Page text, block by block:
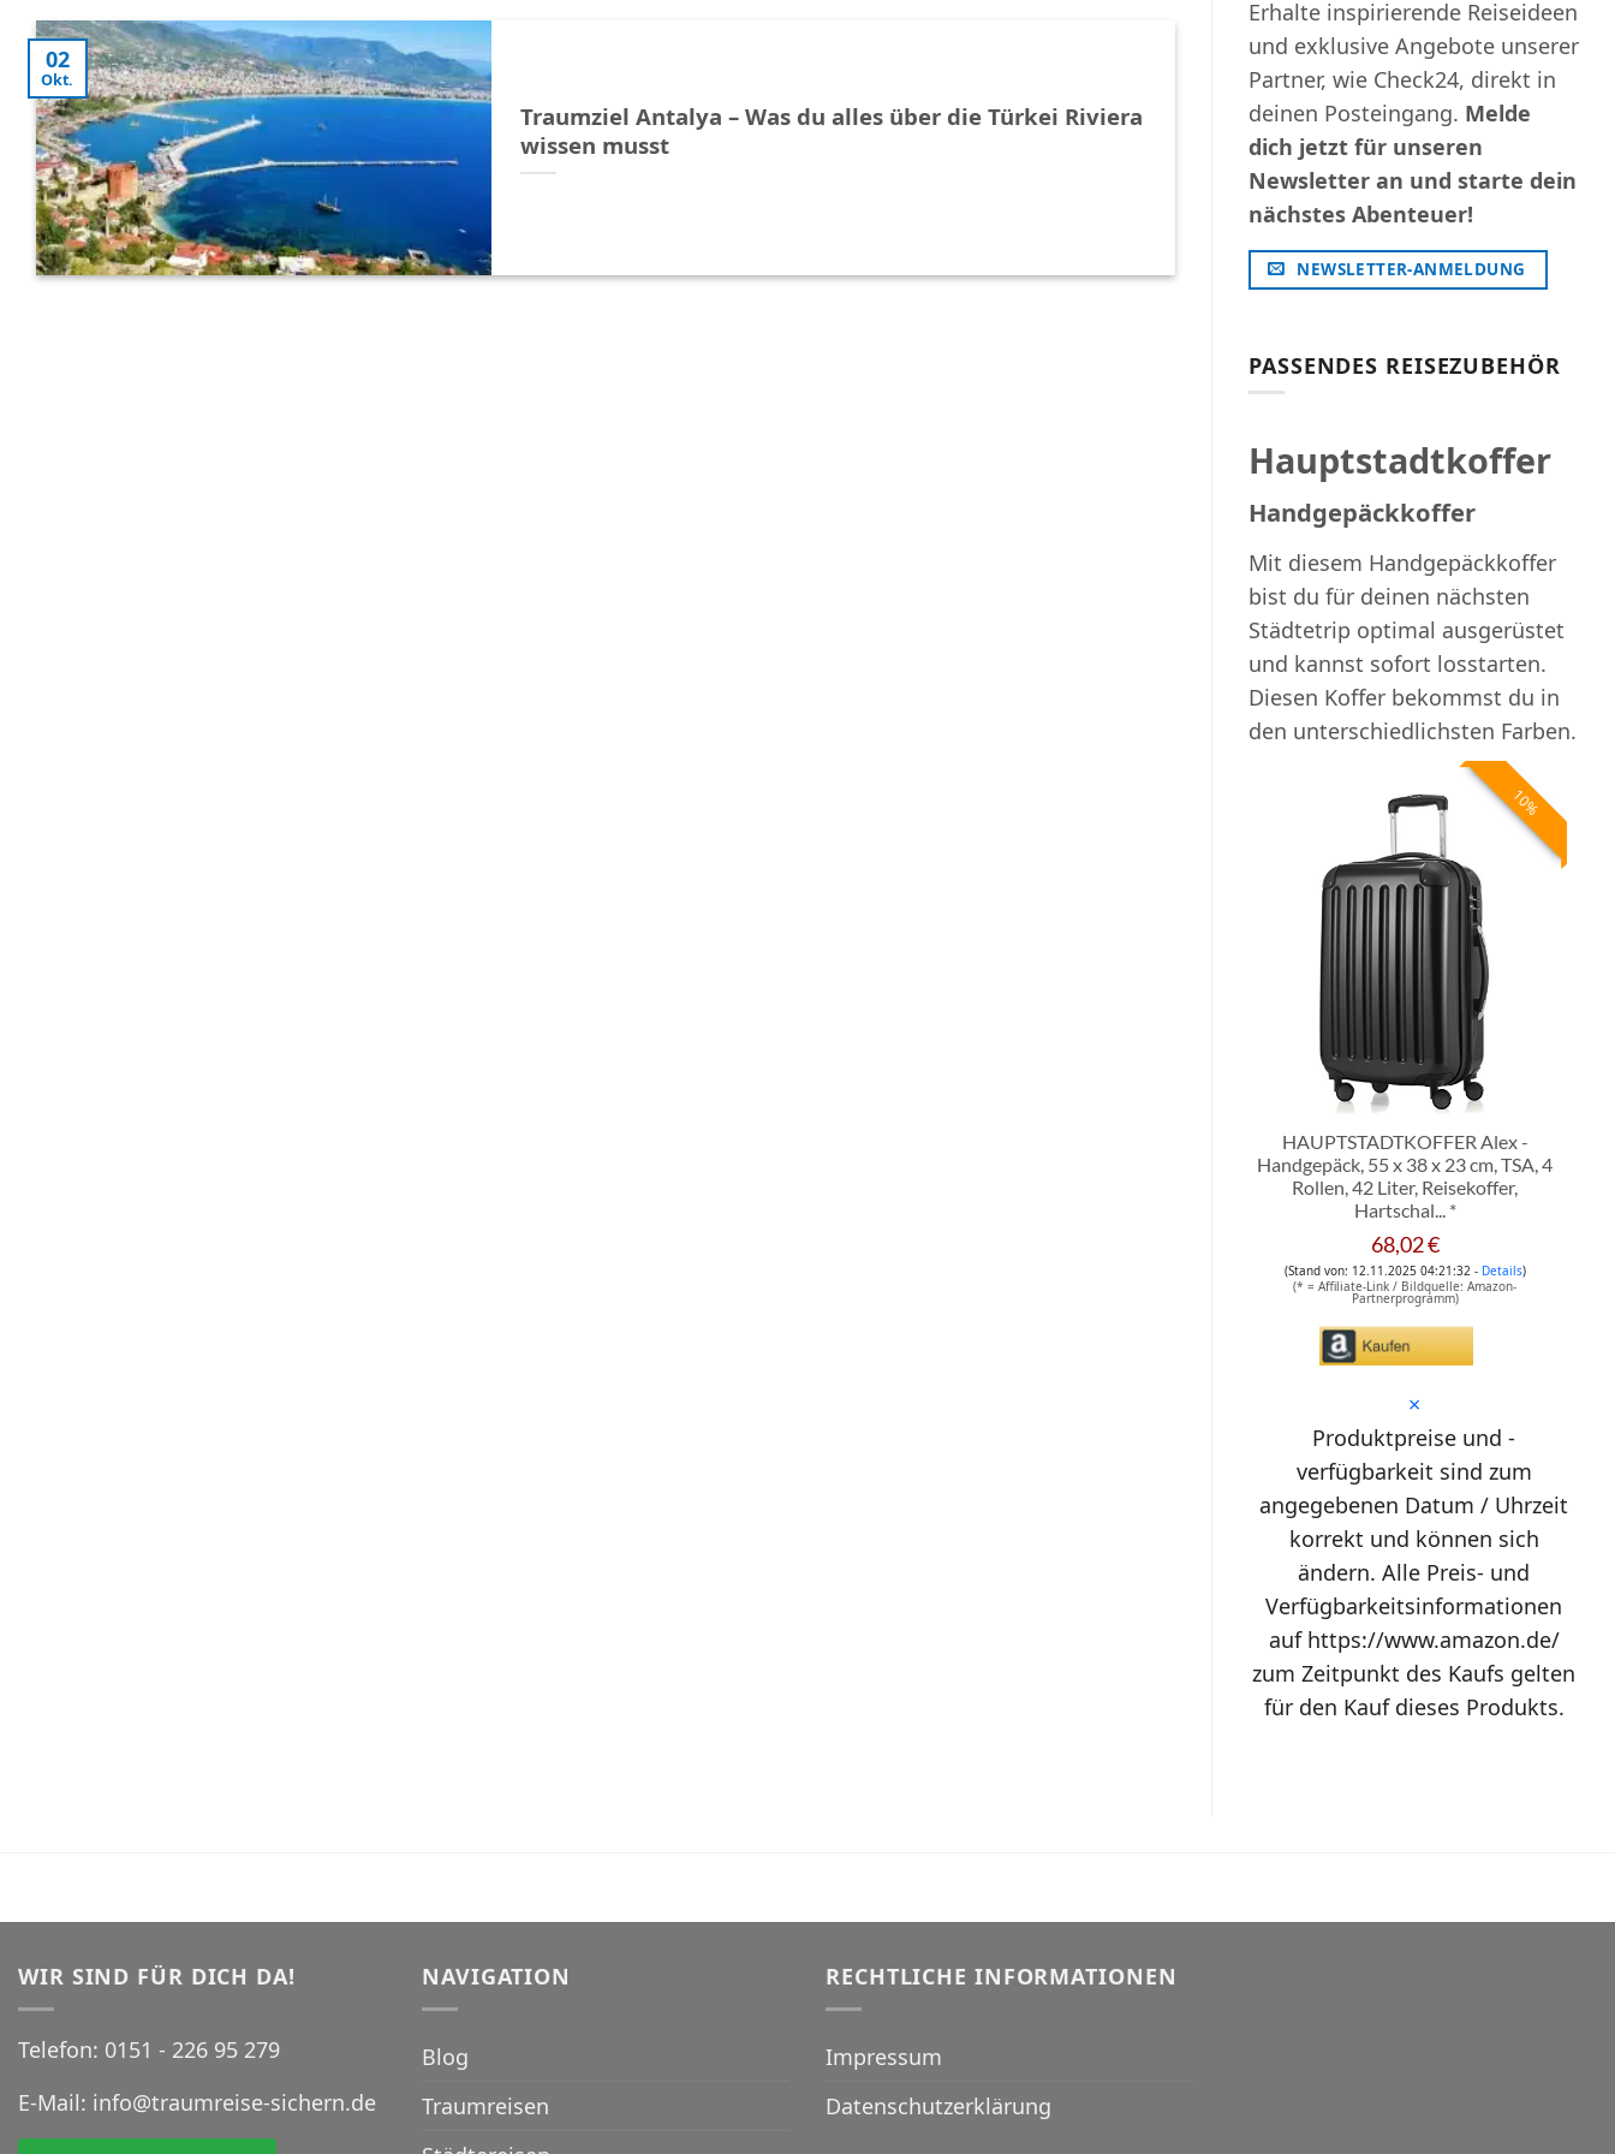
Traumziel Antalya – Was du alles über die Türkei Riviera
wissen musst
02
Okt.
Erhalte inspirierende Reiseideen
und exklusive Angebote unserer
Partner, wie Check24, direkt in
deinen Posteingang. Melde
dich jetzt für unseren
Newsletter an und starte dein
nächstes Abenteuer!
NEWSLETTER-ANMELDUNG
PASSENDES REISEZUBEHÖR
Hauptstadtkoffer
Handgepäckkoffer
Mit diesem Handgepäckkoffer
bist du für deinen nächsten
Städtetrip optimal ausgerüstet
und kannst sofort losstarten.
Diesen Koffer bekommst du in
den unterschiedlichsten Farben.
10%
HAUPTSTADTKOFFER Alex -
Handgepäck, 55 x 38 x 23 cm, TSA, 4
Rollen, 42 Liter, Reisekoffer,
Hartschal... *
68,02 €
(Stand von: 12.11.2025 04:21:32 - Details)
(* = Affiliate-Link / Bildquelle: Amazon-
Partnerprogramm)
×
Produktpreise und -
verfügbarkeit sind zum
angegebenen Datum / Uhrzeit
korrekt und können sich
ändern. Alle Preis- und
Verfügbarkeitsinformationen
auf https://www.amazon.de/
zum Zeitpunkt des Kaufs gelten
für den Kauf dieses Produkts.
WIR SIND FÜR DICH DA!
Telefon: 0151 - 226 95 279
E-Mail: info@traumreise-sichern.de
NAVIGATION
Blog
Traumreisen
RECHTLICHE INFORMATIONEN
Impressum
Datenschutzerklärung